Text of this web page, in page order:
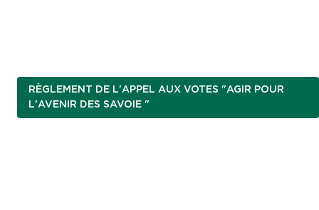
RÈGLEMENT DE L'APPEL AUX VOTES "AGIR POUR
L'AVENIR DES SAVOIE "